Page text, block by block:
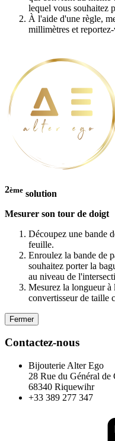
lequel vous souhaitez
À l'aide d'une règle,
millimètres et
2ème solution
Mesurer son tour de doigt
Découpez une bande
feuille.
Enroulez la bande de
souhaitez porter la
au niveau de
Mesurez la longueur à
convertisseur de taille
Fermer
Contactez-nous
Bijouterie Alter Ego
28 Rue du Général de
68340 Riquewihr
+33 389 277 347